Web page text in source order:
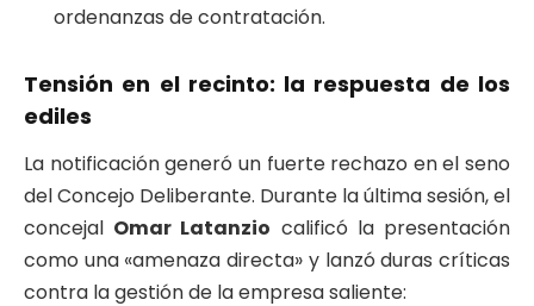
ordenanzas de contratación.
​Tensión en el recinto: la respuesta de los
ediles
​La notificación generó un fuerte rechazo en el seno
del Concejo Deliberante. Durante la última sesión, el
concejal Omar Latanzio calificó la presentación
como una «amenaza directa» y lanzó duras críticas
contra la gestión de la empresa saliente: